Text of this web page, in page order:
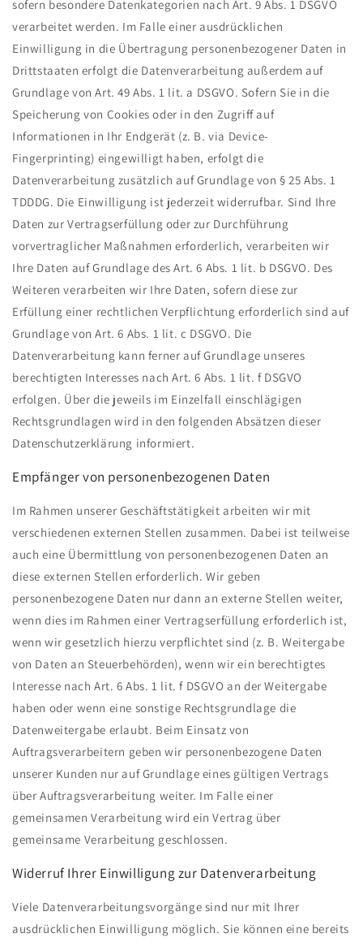
sofern besondere Datenkategorien nach Art. 9 Abs. 1 DSGVO
verarbeitet werden. Im Falle einer ausdrücklichen
Einwilligung in die Übertragung personenbezogener Daten in
Drittstaaten erfolgt die Datenverarbeitung außerdem auf
Grundlage von Art. 49 Abs. 1 lit. a DSGVO. Sofern Sie in die
Speicherung von Cookies oder in den Zugriff auf
Informationen in Ihr Endgerät (z. B. via Device-
Fingerprinting) eingewilligt haben, erfolgt die
Datenverarbeitung zusätzlich auf Grundlage von § 25 Abs. 1
TDDDG. Die Einwilligung ist jederzeit widerrufbar. Sind Ihre
Daten zur Vertragserfüllung oder zur Durchführung
vorvertraglicher Maßnahmen erforderlich, verarbeiten wir
Ihre Daten auf Grundlage des Art. 6 Abs. 1 lit. b DSGVO. Des
Weiteren verarbeiten wir Ihre Daten, sofern diese zur
Erfüllung einer rechtlichen Verpflichtung erforderlich sind auf
Grundlage von Art. 6 Abs. 1 lit. c DSGVO. Die
Datenverarbeitung kann ferner auf Grundlage unseres
berechtigten Interesses nach Art. 6 Abs. 1 lit. f DSGVO
erfolgen. Über die jeweils im Einzelfall einschlägigen
Rechtsgrundlagen wird in den folgenden Absätzen dieser
Datenschutzerklärung informiert.
Empfänger von personenbezogenen Daten
Im Rahmen unserer Geschäftstätigkeit arbeiten wir mit
verschiedenen externen Stellen zusammen. Dabei ist teilweise
auch eine Übermittlung von personenbezogenen Daten an
diese externen Stellen erforderlich. Wir geben
personenbezogene Daten nur dann an externe Stellen weiter,
wenn dies im Rahmen einer Vertragserfüllung erforderlich ist,
wenn wir gesetzlich hierzu verpflichtet sind (z. B. Weitergabe
von Daten an Steuerbehörden), wenn wir ein berechtigtes
Interesse nach Art. 6 Abs. 1 lit. f DSGVO an der Weitergabe
haben oder wenn eine sonstige Rechtsgrundlage die
Datenweitergabe erlaubt. Beim Einsatz von
Auftragsverarbeitern geben wir personenbezogene Daten
unserer Kunden nur auf Grundlage eines gültigen Vertrags
über Auftragsverarbeitung weiter. Im Falle einer
gemeinsamen Verarbeitung wird ein Vertrag über
gemeinsame Verarbeitung geschlossen.
Widerruf Ihrer Einwilligung zur Datenverarbeitung
Viele Datenverarbeitungsvorgänge sind nur mit Ihrer
ausdrücklichen Einwilligung möglich. Sie können eine bereits